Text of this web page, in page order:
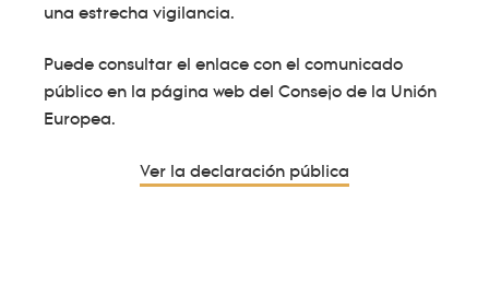
una estrecha vigilancia.
Puede consultar el enlace con el comunicado
público en la página web del Consejo de la Unión
Europea.
Ver la declaración pública